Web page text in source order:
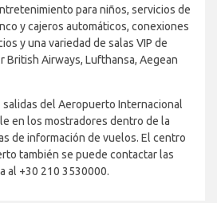
para niños, servicios de
y cajeros automáticos, conexiones
y una variedad de salas VIP de
British Airways, Lufthansa, Aegean
salidas del Aeropuerto Internacional
en los mostradores dentro de la
de información de vuelos. El centro
también se puede contactar las
al +30 210 3530000.